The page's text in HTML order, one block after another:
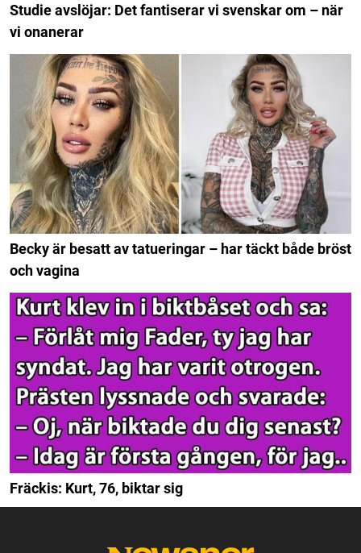
Studie avslöjar: Det fantiserar vi svenskar om – när
vi onanerar
Becky är besatt av tatueringar – har täckt både bröst
och vagina
Fräckis: Kurt, 76, biktar sig